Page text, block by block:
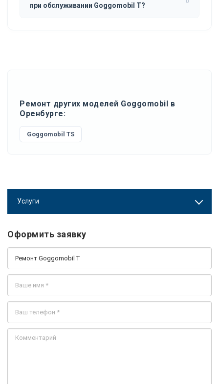
при обслуживании Goggomobil T?
Ремонт других моделей Goggomobil в
Оренбурге:
Goggomobil TS
Услуги
Оформить заявку